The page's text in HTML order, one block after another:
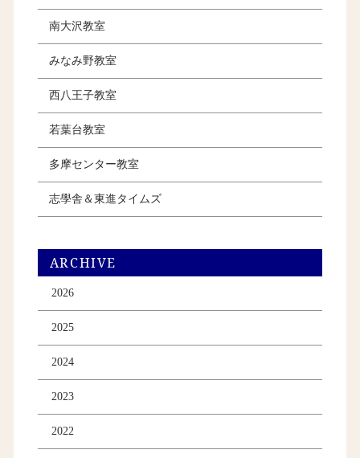
南大沢教室
みなみ野教室
西八王子教室
若葉台教室
多摩センター教室
志學舎＆東進タイムズ
ARCHIVE
2026
2025
2024
2023
2022